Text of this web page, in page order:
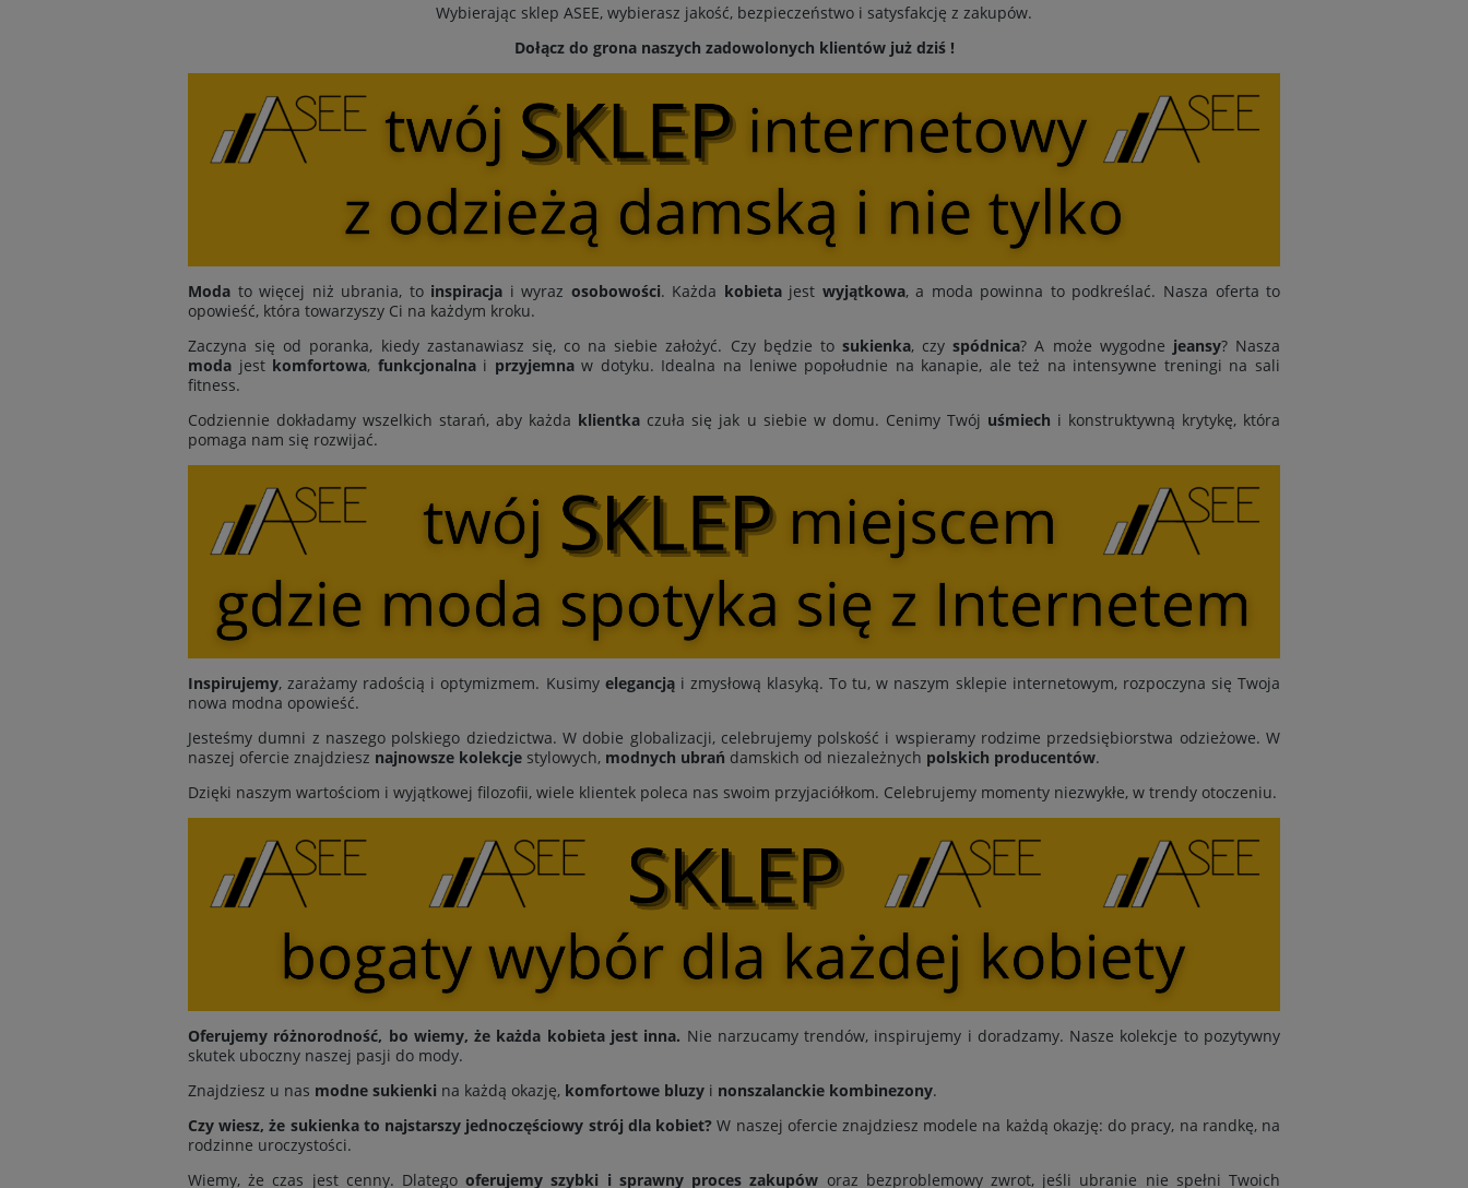
Wybierając sklep ASEE, wybierasz jakość, bezpieczeństwo i satysfakcję z zakupów.
Dołącz do grona naszych zadowolonych klientów już dziś !
Moda to więcej niż ubrania, to inspiracja i wyraz osobowości. Każda kobietajest wyjątkowa, a moda powinna to podkreślać. Nasza oferta to
opowieść, która towarzyszy Ci na każdym kroku.
Zaczyna się od poranka, kiedy zastanawiasz się, co na siebie założyć. Czy będzie to sukienka, czyspódnica? A może wygodne jeansy? Nasza
moda jest komfortowa, funkcjonalnai przyjemnaw dotyku. Idealna na leniwe popołudnie na kanapie, ale też na intensywne treningi na sali
fitness.
Codziennie dokładamy wszelkich starań, aby każda klientka czuła się jak u siebie w domu. Cenimy Twój uśmiech i konstruktywną krytykę, która
pomaga nam się rozwijać.
Inspirujemy, zarażamy radością i optymizmem. Kusimy elegancjąi zmysłową klasyką. To tu, w naszym sklepie internetowym, rozpoczyna się Twoja
nowa modna opowieść.
Jesteśmy dumni z naszego polskiego dziedzictwa. W dobie globalizacji, celebrujemy polskość i wspieramy rodzime przedsiębiorstwa odzieżowe. W
naszej ofercie znajdziesz najnowsze kolekcje stylowych, modnych ubrań damskich od niezależnych polskich producentów.
Dzięki naszym wartościom i wyjątkowej filozofii, wiele klientek poleca nas swoim przyjaciółkom. Celebrujemy momenty niezwykłe, w trendy otoczeniu.
Oferujemy różnorodność, bo wiemy, że każda kobieta jest inna. Nie narzucamy trendów, inspirujemy i doradzamy. Nasze kolekcje to pozytywny
skutek uboczny naszej pasji do mody.
Znajdziesz u nas modne sukienki na każdą okazję, komfortowe bluzy i nonszalanckie kombinezony.
Czy wiesz, że sukienka to najstarszy jednoczęściowy strój dla kobiet? W naszej ofercie znajdziesz modele na każdą okazję: do pracy, na randkę, na
rodzinne uroczystości.
Wiemy, że czas jest cenny. Dlategooferujemy szybki i sprawny proces zakupów oraz bezproblemowy zwrot, jeśli ubranie nie spełni Twoich